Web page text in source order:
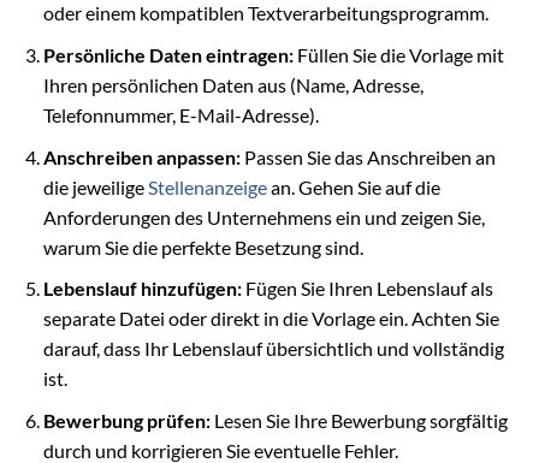
oder einem kompatiblen Textverarbeitungsprogramm.
Persönliche Daten eintragen:Füllen Sie die Vorlage mit
Ihren persönlichen Daten aus (Name, Adresse,
Telefonnummer, E-Mail-Adresse).
Anschreiben anpassen:Passen Sie das Anschreiben an
die jeweilige Stellenanzeigean. Gehen Sie auf die
Anforderungen des Unternehmens ein und zeigen Sie,
warum Sie die perfekte Besetzung sind.
Lebenslauf hinzufügen:Fügen Sie Ihren Lebenslauf als
separate Datei oder direkt in die Vorlage ein. Achten Sie
darauf, dass Ihr Lebenslauf übersichtlich und vollständig
ist.
Bewerbung prüfen:Lesen Sie Ihre Bewerbung sorgfältig
durch und korrigieren Sie eventuelle Fehler.